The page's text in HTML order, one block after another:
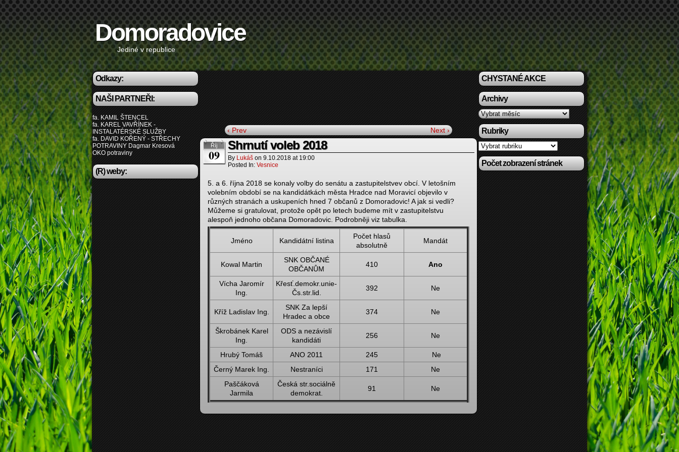
Domoradovice
Jediné v republice
Odkazy:
NAŠI PARTNEŘI:
fa. KAMIL ŠTENCEL
fa. KAREL VAVŘÍNEK -
INSTALATÉRSKÉ SLUŽBY
fa. DAVID KOŘENÝ - STŘECHY
POTRAVINY Dagmar Kresová
OKO potraviny
(R) weby:
‹ Prev Next ›
Říj
09
Shrnutí voleb 2018
By Lukáš on 9.10.2018 at 19:00
Posted In: Vesnice
5. a 6. října 2018 se konaly volby do senátu a zastupitelstvev obcí. V letošním
volebním období se na kandidátkách města Hradce nad Moravicí objevilo v
různých stranách a uskupeních hned 7 občanů z Domoradovic! A jak si vedli?
Můžeme si gratulovat, protože opět po letech budeme mít v zastupitelstvu
alespoň jednoho občana Domoradovic. Podrobněji viz tabulka.
Jméno Kandidátní listina
Počet hlasů
absolutně
Mandát
Kowal Martin
SNK OBČANÉ
OBČANŮM
410 Ano
Vícha Jaromír
Ing.
Křesť.demokr.unie-
Čs.str.lid.
392 Ne
Kříž Ladislav Ing.
SNK Za lepší
Hradec a obce
374 Ne
Škrobánek Karel
Ing.
ODS a nezávislí
kandidáti
256 Ne
Hrubý Tomáš ANO 2011 245
Ne
Černý Marek Ing.
Nestraníci 171
Ne
Paščáková
Jarmila
Česká str.sociálně
demokrat.
91 Ne
CHYSTANÉ AKCE
Archivy
Archivy
Rubriky
Rubriky
Počet zobrazení stránek